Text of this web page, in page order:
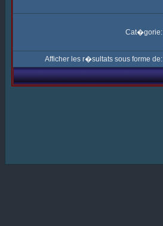
Cat�gorie:
Afficher les r�sultats sous forme de: